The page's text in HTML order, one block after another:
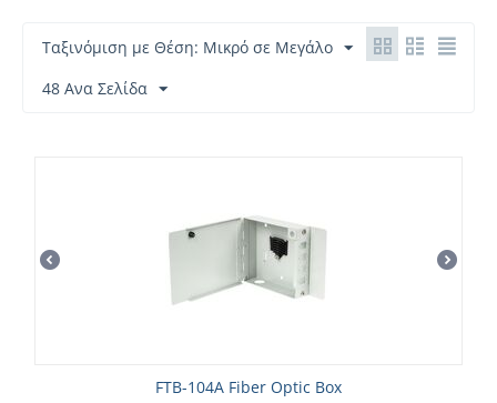
Ταξινόμιση με Θέση: Μικρό σε Μεγάλο
48 Ανα Σελίδα
FTB-104A Fiber Optic Box